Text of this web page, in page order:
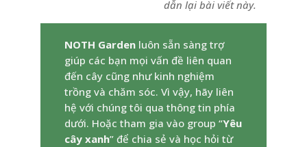
dẫn lại bài viết này.
NOTH Garden luôn sẵn sàng trợ
giúp các bạn mọi vấn đề liên quan
đến cây cũng như kinh nghiệm
trồng và chăm sóc. Vì vậy, hãy liên
hệ với chúng tôi qua thông tin phía
dưới. Hoặc tham gia vào group “Yêu
cây xanh” để chia sẻ và học hỏi từ